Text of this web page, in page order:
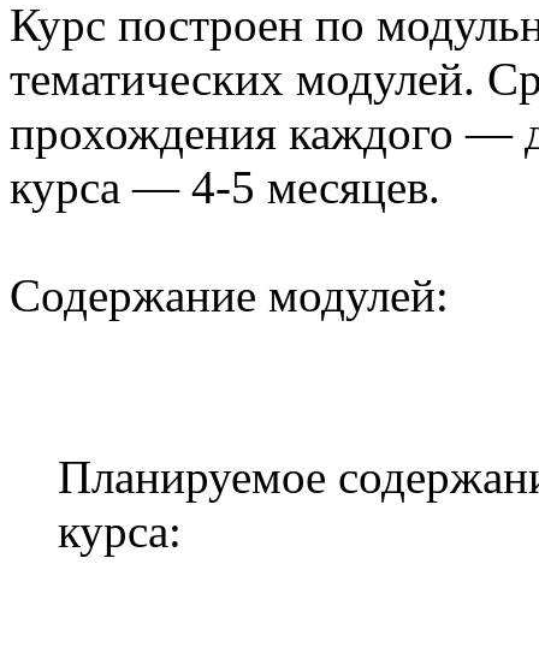
Курс построен по
тематических модулей.
прохождения каждого —
курса — 4-5 месяцев.
Содержание модулей:
Планируемое
курса: